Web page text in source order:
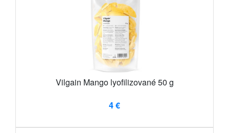
Vilgain Mango lyofilizované 50 g
4 €